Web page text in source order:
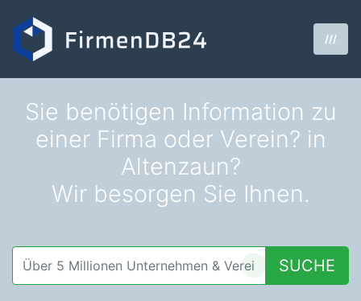
///
Sie benötigen Information zu
einer Firma oder Verein? in
Altenzaun?
Wir besorgen Sie Ihnen.
SUCHE